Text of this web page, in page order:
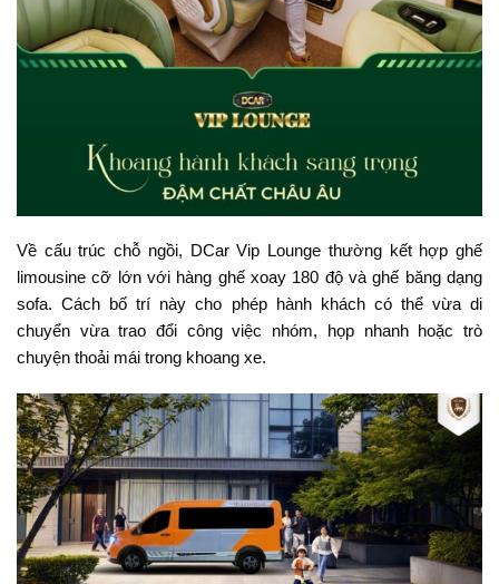
Về cấu trúc chỗ ngồi, DCar Vip Lounge thường kết hợp ghế
limousine cỡ lớn với hàng ghế xoay 180 độ và ghế băng dạng
sofa. Cách bố trí này cho phép hành khách có thể vừa di
chuyển vừa trao đổi công việc nhóm, họp nhanh hoặc trò
chuyện thoải mái trong khoang xe.